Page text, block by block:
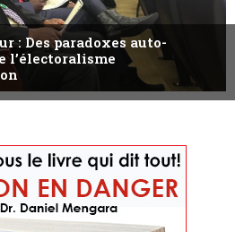
: Des paradoxes auto-
l’électoralisme